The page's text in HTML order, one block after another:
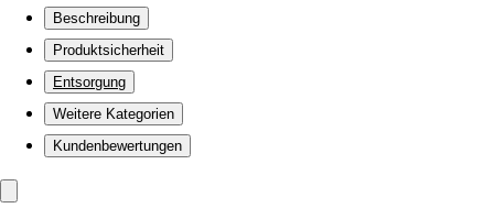
Beschreibung
Produktsicherheit
Entsorgung
Weitere Kategorien
Kundenbewertungen